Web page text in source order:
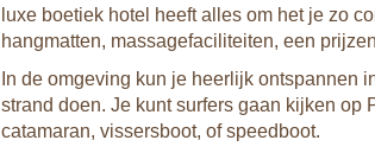
luxe boetiek hotel heeft alles om het je zo
hangmatten, massagefaciliteiten, een
In de omgeving kun je heerlijk ontspannen
strand doen. Je kunt surfers gaan kijken op
catamaran, vissersboot, of speedboot.